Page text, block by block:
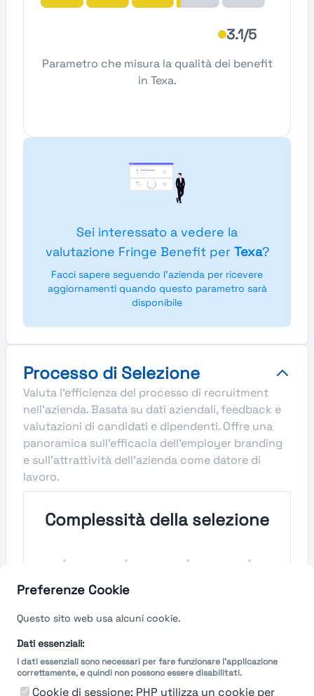
Preferenze Cookie
Questo sito web usa alcuni cookie.
Dati essenziali:
I dati essenziali sono necessari per fare funzionare l'applicazione
correttamente, e quindi non possono essere disabilitati.
Cookie di sessione: PHP utilizza un cookie per
3.1/5
Parametro che misura la qualità dei benefit
in Texa.
Sei interessato a vedere la
valutazione Fringe Benefit per Texa?
Facci sapere seguendo l'azienda per ricevere
aggiornamenti quando questo parametro sarà
disponibile
Processo di Selezione
Valuta l'efficienza del processo di recruitment
nell'azienda. Basata su dati aziendali, feedback e
valutazioni di candidati e dipendenti. Offre una
panoramica sull'efficacia dell'employer branding
e sull'attrattività dell'azienda come datore di
lavoro.
Complessità della selezione
Velocità del processo di
Molto
Breve Lungo
Molto